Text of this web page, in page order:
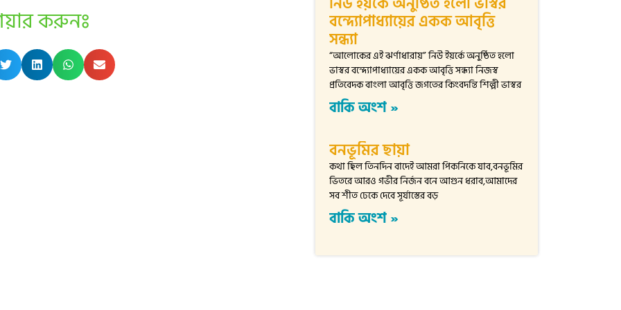
করুনঃ বন্দ্যোপাধ্যায়ের একক আবৃত্তি
সন্ধ্যা
“আলোকের এই ঝর্ণাধারায়” নিউ ইয়র্কে অনুষ্ঠিত হলো
ভাস্বর বন্দ্যোপাধ্যায়ের একক আবৃত্তি সন্ধ্যা নিজস্ব
প্রতিবেদক বাংলা আবৃত্তি জগতের কিংবদন্তি শিল্পী ভাস্বর
বাকি অংশ »
বনভূমির ছায়া
কথা ছিল তিনদিন বাদেই আমরা পিকনিকে যাব,বনভূমির
ভিতরে আরও গভীর নির্জন বনে আগুন ধরাব,আমাদের
সব শীত ঢেকে দেবে সূর্যাস্তের বড়
বাকি অংশ »